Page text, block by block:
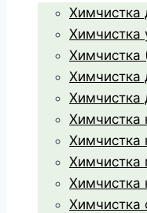
Химчистка
Химчистка
Химчистка
Химчистка
Химчистка
Химчистка
Химчистка
Химчистка
Химчистка
Химчистка